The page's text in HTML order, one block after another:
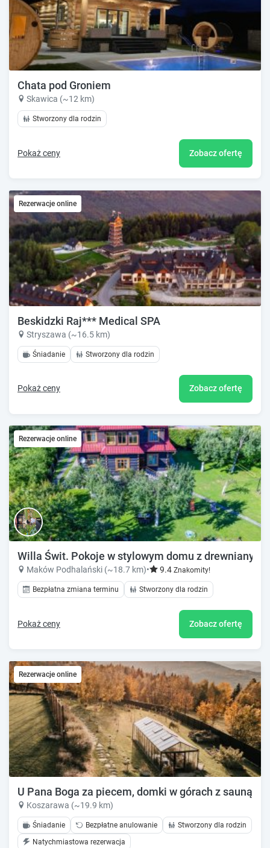
Chata pod Groniem
Skawica (~12 km)
Stworzony dla rodzin
Pokaż ceny Zobacz ofertę
Rezerwacje online
Beskidzki Raj*** Medical SPA
Stryszawa (~16.5 km)
Śniadanie Stworzony dla rodzin
Pokaż ceny Zobacz ofertę
Rezerwacje online
Willa Świt. Pokoje w stylowym domu z drewnianych
Maków Podhalański (~18.7 km)• 9.4 Znakomity!
Bezpłatna zmiana terminu Stworzony dla rodzin
Pokaż ceny Zobacz ofertę
Rezerwacje online
U Pana Boga za piecem, domki w górach z sauną i
Koszarawa (~19.9 km)
Śniadanie Bezpłatne anulowanie
Stworzony dla rodzin
Natychmiastowa rezerwacja